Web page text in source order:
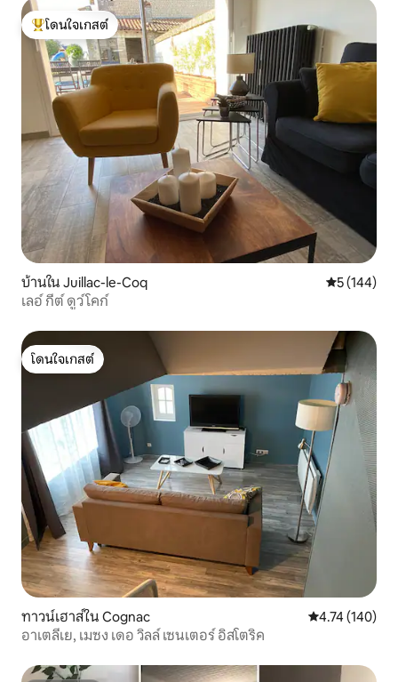
โดนใจเกสต์ที่สุด
โดนใจเกสต์
บ้านใน Juillac-le-Coq คะแนนเฉลี่ย
5 (144)
เลอ์ กีต์ ดูว์ โคก์
โดนใจเกสต์
โดนใจเกสต์
ทาวน์เฮาส์ใน Cognac คะแนนเฉลี่ย
4.74 (140)
อาเตลีเย, เมซง เดอ วิลล์ เซนเตอร์ อิสโตริค